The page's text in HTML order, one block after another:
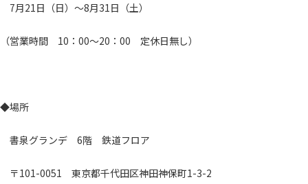
7月21日（日）～8月31日（土）
（営業時間 10：00～20：00 定休日無し）
◆場所
書泉グランデ 6階 鉄道フロア
〒101-0051 東京都千代田区神田神保町1-3-2